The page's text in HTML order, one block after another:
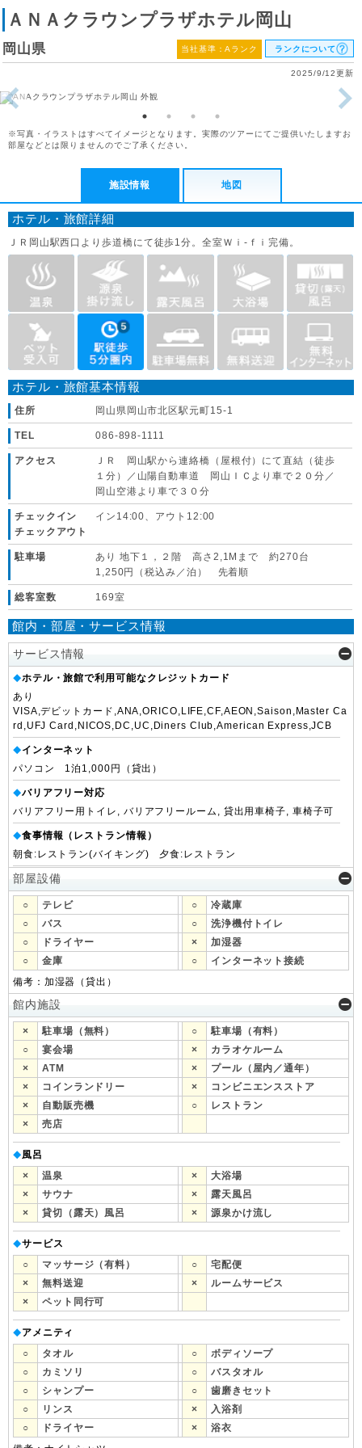
ＡＮＡクラウンプラザホテル岡山
岡山県 当社基準：Aランク ランクについて
2025/9/12更新
※写真・イラストはすべてイメージとなります。実際のツアーにてご提供いたしますお
部屋などとは限りませんのでご了承ください。
施設情報 地図
ホテル・旅館詳細
ＪＲ岡山駅西口より歩道橋にて徒歩1分。全室Ｗｉ-ｆｉ完備。
ホテル・旅館基本情報
住所 岡山県岡山市北区駅元町15-1
TEL 086-898-1111
アクセス
ＪＲ 岡山駅から連絡橋（屋根付）にて直結（徒歩
１分）／山陽自動車道 岡山ＩＣより車で２０分／
岡山空港より車で３０分
チェックイン
チェックアウト
イン14:00、アウト12:00
駐車場
あり 地下１，２階 高さ2,1Mまで 約270台
1,250円（税込み／泊） 先着順
総客室数 169室
館内・部屋・サービス情報
サービス情報
◆ホテル・旅館で利用可能なクレジットカード
あり
VISA,デビットカード,ANA,ORICO,LIFE,CF,AEON,Saison,Master Ca
rd,UFJ Card,NICOS,DC,UC,Diners Club,American Express,JCB
◆インターネット
パソコン 1泊1,000円（貸出）
◆バリアフリー対応
バリアフリー用トイレ, バリアフリールーム, 貸出用車椅子, 車椅子可
◆食事情報（レストラン情報）
朝食:レストラン(バイキング) 夕食:レストラン
部屋設備
○ テレビ ○
冷蔵庫
○
バス ○
洗浄機付トイレ
○
ドライヤー ×
加湿器
○
金庫 ○
インターネット接続
備考：加湿器（貸出）
館内施設
× 駐車場（無料） ○
駐車場（有料）
○
宴会場 ×
カラオケルーム
×
ATM ×
プール（屋内／通年）
×
コインランドリー ×
コンビニエンスストア
×
自動販売機 ○
レストラン
×
売店
◆風呂
×
温泉 ×
大浴場
×
サウナ ×
露天風呂
×
貸切（露天）風呂 × 源泉かけ流し
◆サービス
○
マッサージ（有料） ○
宅配便
×
無料送迎 ×
ルームサービス
×
ペット同行可
◆アメニティ
○
タオル ○
ボディソープ
○
カミソリ ○
バスタオル
○
シャンプー ○
歯磨きセット
○
リンス ×
入浴剤
○
ドライヤー ×
浴衣